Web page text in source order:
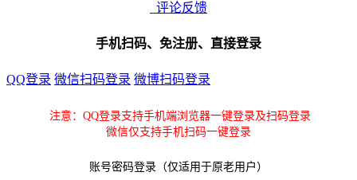
评论反馈
手机扫码、免注册、直接登录
QQ登录 微信扫码登录 微博扫码登录
注意：QQ登录支持手机端浏览器一键登录及扫码登录
微信仅支持手机扫码一键登录
账号密码登录（仅适用于原老用户）